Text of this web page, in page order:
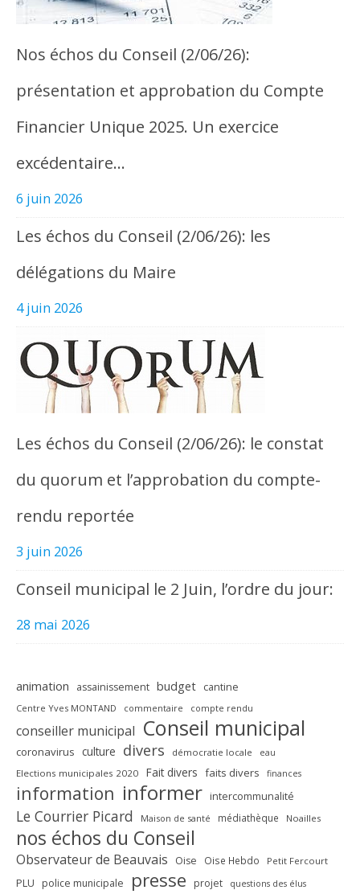
Nos échos du Conseil (2/06/26):
présentation et approbation du Compte
Financier Unique 2025. Un exercice
excédentaire…
6 juin 2026
Les échos du Conseil (2/06/26): les
délégations du Maire
4 juin 2026
Les échos du Conseil (2/06/26): le constat
du quorum et l’approbation du compte-
rendu reportée
3 juin 2026
Conseil municipal le 2 Juin, l’ordre du jour:
28 mai 2026
animation assainissement budget cantine
Centre Yves MONTAND commentaire compte rendu
conseiller municipal Conseil municipal
coronavirus culture divers démocratie locale eau
Elections municipales 2020 Fait divers faits divers finances
information informer intercommunalité
Le Courrier Picard Maison de santé médiathèque Noailles
nos échos du Conseil
Observateur de Beauvais Oise Oise Hebdo Petit Fercourt
PLU police municipale presse projet questions des élus